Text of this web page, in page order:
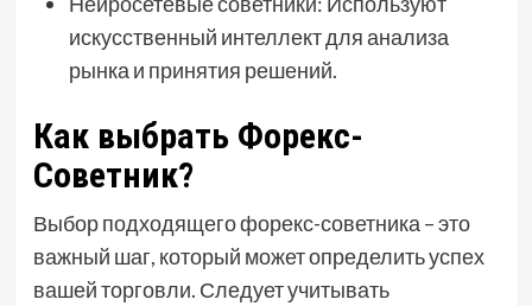
искусственный интеллект для анализа
рынка и принятия решений.
Как выбрать Форекс-
Советник?
Выбор подходящего форекс-советника – это
важный шаг, который может определить успех
вашей торговли. Следует учитывать